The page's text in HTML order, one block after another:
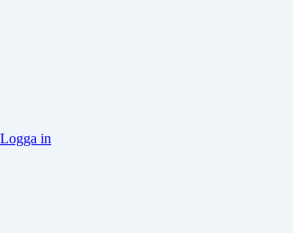
Logga in